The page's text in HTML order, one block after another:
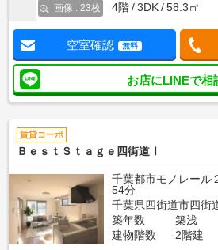
画像 : 23枚
4階
3DK 58.3㎡
空室確認 無料
お店にLINEで相
賃貸コーポ
ＢｅｓｔＳｔａｇｅ四街道Ⅰ
千葉都市モノレール
54分
千葉県四街道市四街
築年数
築浅
建物階数
2階建